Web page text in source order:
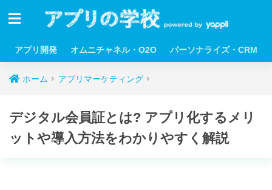
アプリ開発 オムニチャネル・O2O パーソナライズ・CRM
ホーム アプリマーケティング
デジタル会員証とは? アプリ化するメリ
ットや導入方法をわかりやすく解説